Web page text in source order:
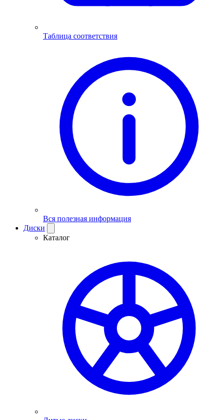
Таблица соответствия
Вся полезная информация
Диски
Каталог